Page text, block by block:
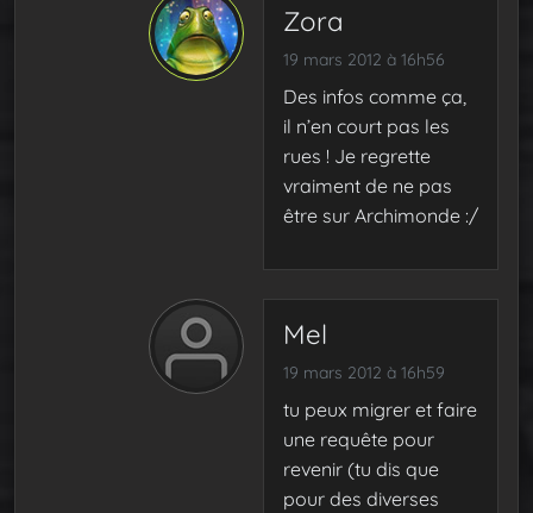
Zora
19 mars 2012 à 16h56
Des infos comme ça,
il n’en court pas les
rues ! Je regrette
vraiment de ne pas
être sur Archimonde :/
Mel
19 mars 2012 à 16h59
tu peux migrer et faire
une requête pour
revenir (tu dis que
pour des diverses